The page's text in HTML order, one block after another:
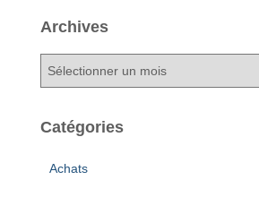
Archives
h
Catégories
Achats